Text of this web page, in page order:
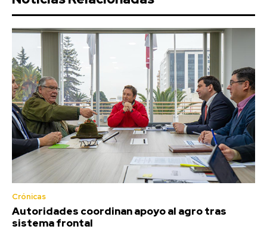
Crónicas
Autoridades coordinan apoyo al agro tras
sistema frontal